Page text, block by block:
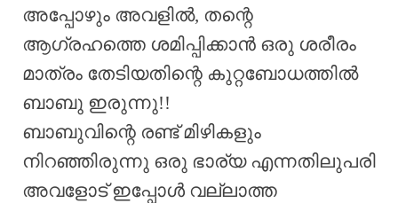
അപ്പോഴും അവളിൽ, തന്റെ
ആഗ്രഹത്തെ ശമിപ്പിക്കാൻ ഒരു ശരീരം
മാത്രം തേടിയതിന്റെ കുറ്റബോധത്തിൽ
ബാബു ഇരുന്നു!!
ബാബുവിന്റെ രണ്ട് മിഴികളും
നിറഞ്ഞിരുന്നു ഒരു ഭാര്യ എന്നതിലുപരി
അവളോട് ഇപ്പോൾ വല്ലാത്ത